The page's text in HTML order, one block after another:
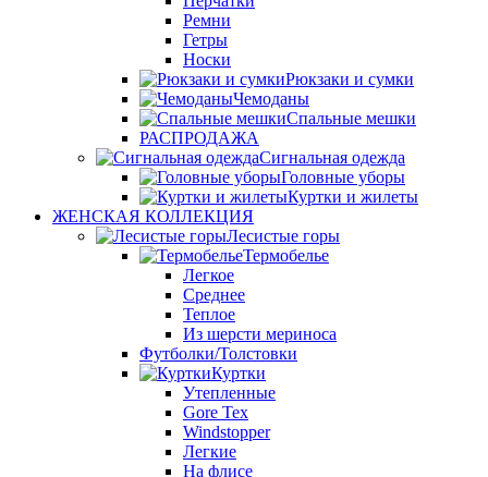
Ремни
Гетры
Носки
Рюкзаки и сумки
Чемоданы
Спальные мешки
РАСПРОДАЖА
Сигнальная одежда
Головные уборы
Куртки и жилеты
ЖЕНСКАЯ КОЛЛЕКЦИЯ
Лесистые горы
Термобелье
Легкое
Среднее
Теплое
Из шерсти мериноса
Футболки/Толстовки
Куртки
Утепленные
Gore Tex
Windstopper
Легкие
На флисе